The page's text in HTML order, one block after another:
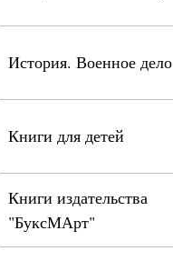
История. Военное дело
Книги для детей
Книги издательства
"БуксМАрт"